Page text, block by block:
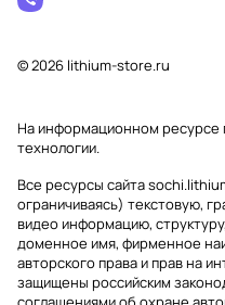
© 2026 lithium-store.ru
На информационном ресурсе
технологии.
Все ресурсы сайта
ограничиваясь) текстовую,
видео информацию,
доменное имя, фирменное
авторского права и прав на
защищены российским